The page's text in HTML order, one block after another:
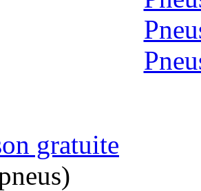
gratuite